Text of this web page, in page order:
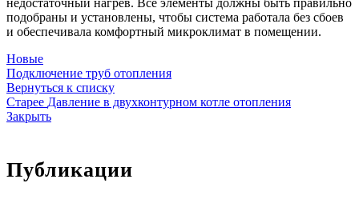
недостаточный нагрев. Все элементы должны быть правильно
подобраны и установлены, чтобы система работала без сбоев
и обеспечивала комфортный микроклимат в помещении.
Новые
Подключение труб отопления
Вернуться к списку
Старее Давление в двухконтурном котле отопления
Закрыть
Публикации